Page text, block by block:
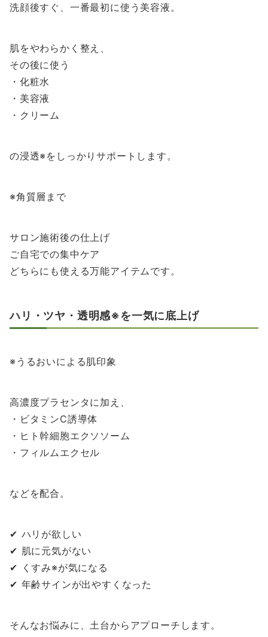
洗顔後すぐ、一番最初に使う美容液。
肌をやわらかく整え、
その後に使う
・化粧水
・美容液
・クリーム
の浸透※をしっかりサポートします。
※角質層まで
サロン施術後の仕上げ
ご自宅での集中ケア
どちらにも使える万能アイテムです。
ハリ・ツヤ・透明感※を一気に底上げ
※うるおいによる肌印象
高濃度プラセンタに加え、
・ビタミンC誘導体
・ヒト幹細胞エクソソーム
・フィルムエクセル
などを配合。
✔ ハリが欲しい
✔ 肌に元気がない
✔ くすみ※が気になる
✔ 年齢サインが出やすくなった
そんなお悩みに、土台からアプローチします。